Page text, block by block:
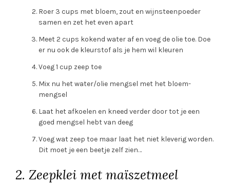
Roer 3 cups met bloem, zout en wijnsteenpoeder
samen en zet het even apart
Meet 2 cups kokend water af en voeg de olie toe. Doe
er nu ook de kleurstof als je hem wil kleuren
Voeg 1 cup zeep toe
Mix nu het water/olie mengsel met het bloem-
mengsel
Laat het afkoelen en kneed verder door tot je een
goed mengsel hebt van deeg
Voeg wat zeep toe maar laat het niet kleverig worden.
Dit moet je een beetje zelf zien…
2. Zeepklei met maïszetmeel